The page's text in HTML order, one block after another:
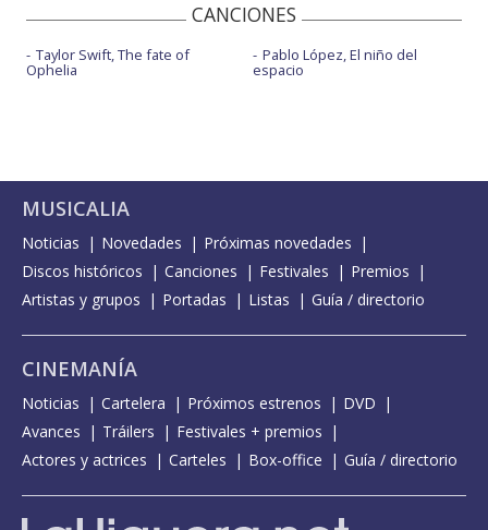
CANCIONES
Taylor Swift, The fate of
Ophelia
Pablo López, El niño del
espacio
MUSICALIA
Noticias Novedades
Próximas novedades
Discos históricos
Canciones Festivales
Premios
Artistas y grupos
Portadas Listas Guía / directorio
CINEMANÍA
Noticias Cartelera Próximos estrenos
DVD
Avances
Tráilers
Festivales + premios
Actores y actrices
Carteles Box-office Guía / directorio